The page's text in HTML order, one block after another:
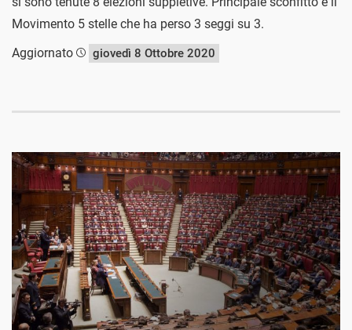
Movimento 5 stelle che ha perso 3 seggi su 3.
Aggiornato
giovedì 8 Ottobre 2020